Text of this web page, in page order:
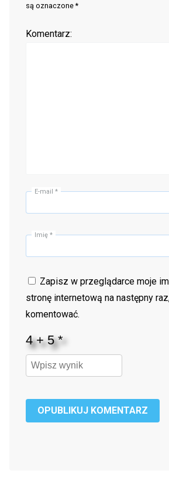
są oznaczone *
Komentarz:
E-mail *
Imię *
Zapisz w przeglądarce moje
stronę internetową na następny
komentować.
OPUBLIKUJ KOMENTARZ